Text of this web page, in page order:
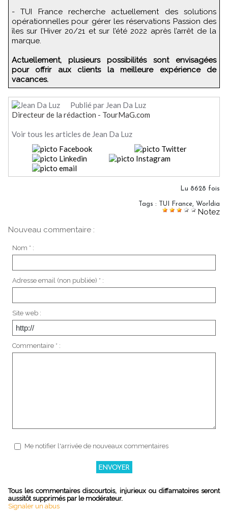
- TUI France recherche actuellement des solutions
opérationnelles pour gérer les réservations Passion des
îles sur l’Hiver 20/21 et sur l’été 2022 après l’arrêt de la
marque.
Actuellement, plusieurs possibilités sont envisagées
pour offrir aux clients la meilleure expérience de
vacances.
Publié par Jean Da Luz
Directeur de la rédaction - TourMaG.com
Voir tous les articles de Jean Da Luz
Lu 8628 fois
Tags : TUI France, Worldia
Notez
Nouveau commentaire :
Nom * :
Adresse email (non publiée) * :
Site web :
Commentaire * :
Me notifier l'arrivée de nouveaux commentaires
Tous les commentaires discourtois, injurieux ou diffamatoires seront
aussitôt supprimés par le modérateur.
Signaler un abus